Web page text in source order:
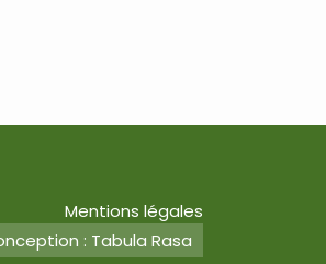
Mentions légales
: Tabula Rasa